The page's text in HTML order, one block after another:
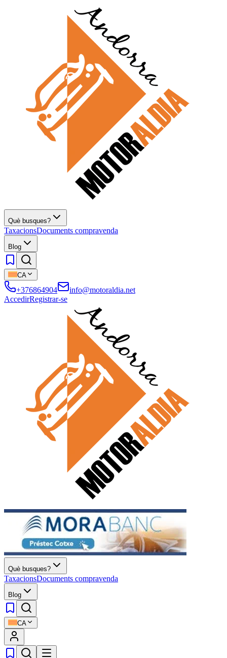
Què busques?
TaxacionsDocuments compravenda
Blog
CA
+376864904
info@motoraldia.net
AccedirRegistrar-se
Què busques?
TaxacionsDocuments compravenda
Blog
CA